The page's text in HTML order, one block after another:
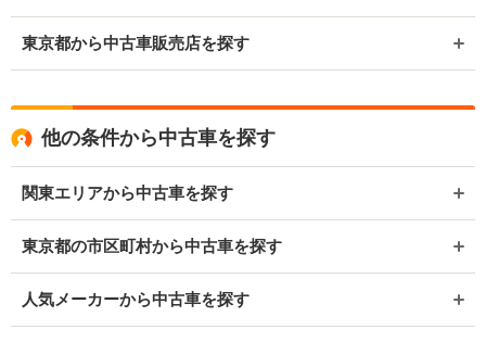
東京都から中古車販売店を探す
他の条件から中古車を探す
関東エリアから中古車を探す
東京都の市区町村から中古車を探す
人気メーカーから中古車を探す